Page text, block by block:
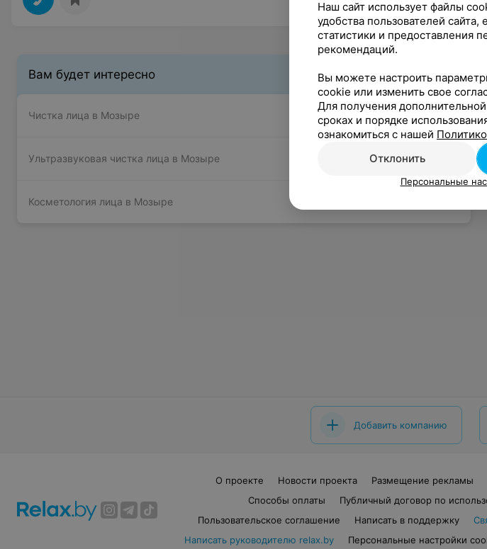
Вам будет интересно
Чистка лица в Мозыре
Ультразвуковая чистка лица в Мозыре
Косметология лица в Мозыре
Добавить компанию
О проекте Новости проекта Размещение рекламы
Способы оплаты
Публичный договор по
Пользовательское соглашение
Написать в поддержку
Написать руководителю relax.by
Персональные настройки
Наш сайт использует файлы
удобства пользователей сайта,
статистики и предоставления
рекомендаций.
Вы можете настроить
cookie или изменить свое
Для получения
сроках и порядке
ознакомиться с нашей
Отклонить
Персональные